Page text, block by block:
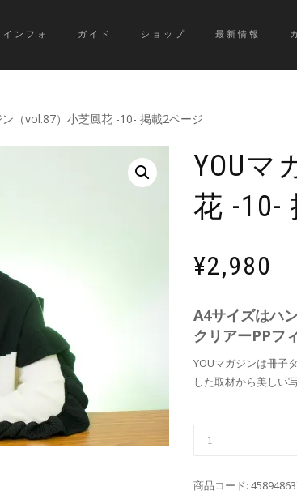
インフォ ガイド ショップ 最新情報
（vol.87）小芝風花 -10- 掲載2ページ
YOUマ
花 -10-
¥2,980
A4サイズはハ
クリアーPPフ
YOUマガジンは冊子
した取材から美しい
商品コード: